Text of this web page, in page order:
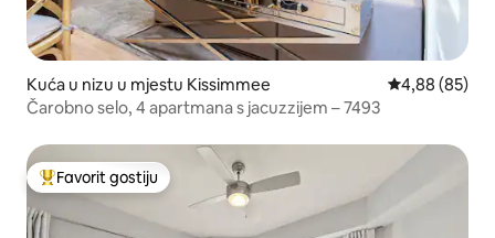
Kuća u nizu u mjestu Kissimmee Prosječna
4,88 (85)
Čarobno selo, 4 apartmana s jacuzzijem – 7493
Glavni favorit gostiju
Favorit gostiju